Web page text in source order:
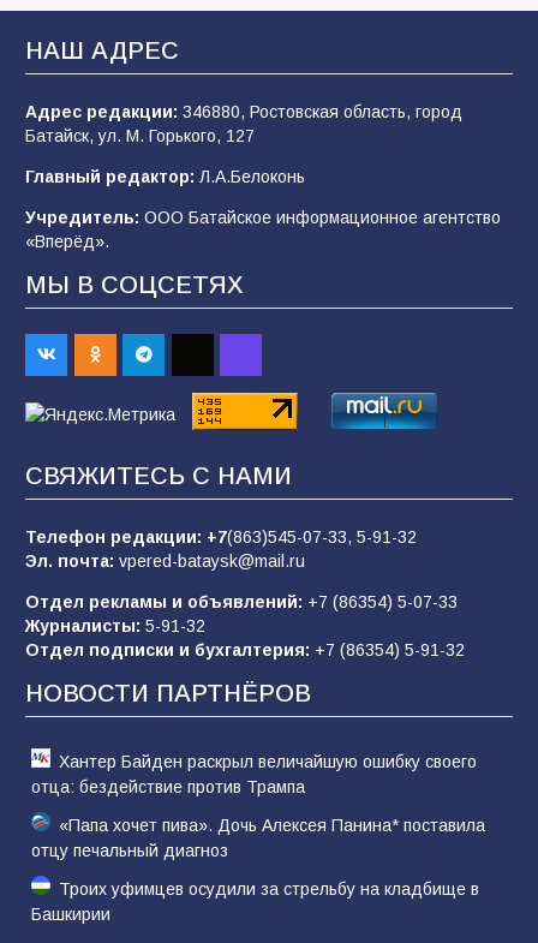
Будет ли мобилизация в России в 2026 году
после выборов: в Госдуме дали ответ
107 06.08.2026
строительные профессии в ходе
спортивного праздника
89
«Слухами Москву не возьмёшь»: почему
заявления Киева о мобилизации — это
отчаяние, а не разведка
83 02.08.2026
Батайчане вышли в финал Всероссийского
конкурса «Большая перемена»
62 04.08.2026
Командовал боем до последнего: герой
61 05.08.2026
НАШ АДРЕС
Адрес редакции: 346880, Ростовская область, город
Батайск, ул. М. Горького, 127
Главный редактор: Л.А.Белоконь
Учредитель: ООО Батайское информационное агентство
«Вперёд».
МЫ В СОЦСЕТЯХ
СВЯЖИТЕСЬ С НАМИ
Телефон редакции: +7(863)545-07-33, 5-91-32
Эл. почта: vpered-bataysk@mail.ru
Отдел рекламы и объявлений: +7 (86354) 5-07-33
Журналисты: 5-91-32
Отдел подписки и бухгалтерия: +7 (86354) 5-91-32
НОВОСТИ ПАРТНЁРОВ
Хантер Байден раскрыл величайшую ошибку своего
отца: бездействие против Трампа
«Папа хочет пива». Дочь Алексея Панина* поставила
отцу печальный диагноз
Троих уфимцев осудили за стрельбу на кладбище в
Башкирии